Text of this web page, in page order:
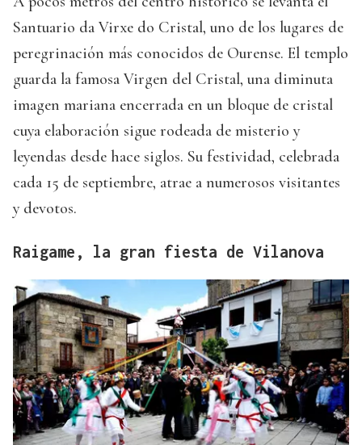
Santuario da Virxe do Cristal, uno de los lugares de
peregrinación más conocidos de Ourense. El templo
guarda la famosa Virgen del Cristal, una diminuta
imagen mariana encerrada en un bloque de cristal
cuya elaboración sigue rodeada de misterio y
leyendas desde hace siglos. Su festividad, celebrada
cada 15 de septiembre, atrae a numerosos visitantes
y devotos.
Raigame, la gran fiesta de Vilanova